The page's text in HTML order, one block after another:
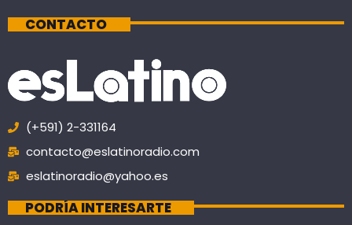
CONTACTO
(+591) 2-331164
contacto@eslatinoradio.com
eslatinoradio@yahoo.es
PODRÍA INTERESARTE